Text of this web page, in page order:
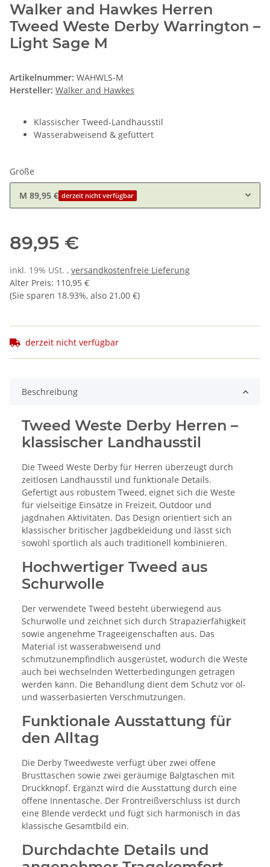
Walker and Hawkes Herren
Tweed Weste Derby Warrington –
Light Sage M
Artikelnummer: WAHWLS-M
Hersteller: Walker and Hawkes
Klassischer Tweed-Landhausstil
Wasserabweisend & gefüttert
Größe
M 89,95 € derzeit nicht verfügbar
89,95 €
inkl. 19% USt. , versandkostenfreie Lieferung
Alter Preis: 110,95 €
(Sie sparen 18.93%, also 21,00 €)
derzeit nicht verfügbar
Beschreibung
Tweed Weste Derby Herren –
klassischer Landhausstil
Die Tweed Weste Derby für Herren überzeugt durch
zeitlosen Landhausstil und funktionale Details.
Gefertigt aus robustem Tweed, eignet sich die Weste
für vielseitige Einsätze in Freizeit, Outdoor und
jagdnahen Aktivitäten. Das Design orientiert sich an
klassischer britischer Jagdbekleidung und lässt sich
sowohl sportlich als auch traditionell kombinieren.
Hochwertiger Tweed aus
Schurwolle
Der verwendete Tweed besteht überwiegend aus
Schurwolle und zeichnet sich durch Strapazierfähigkeit
sowie angenehme Trageeigenschaften aus. Das
Material ist wasserabweisend und
schmutzunempfindlich ausgerüstet, wodurch die Weste
auch bei wechselnden Wetterbedingungen getragen
werden kann. Die Behandlung dient dem Schutz vor öl-
und wasserbasierten Verschmutzungen.
Funktionale Ausstattung für
den Alltag
Die Derby Tweedweste verfügt über zwei offene
Brusttaschen sowie zwei geräumige Balgtaschen mit
Druckknopf. Ergänzt wird die Ausstattung durch eine
offene Innentasche. Der Frontreißverschluss ist durch
eine Blende verdeckt und fügt sich harmonisch in das
klassische Gesamtbild ein.
Durchdachte Details und